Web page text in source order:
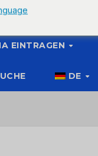
EINTRAGEN
DE